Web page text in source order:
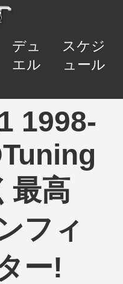
デュ
エル
スケジ
ュール
1998-
最高
フィ
ー!